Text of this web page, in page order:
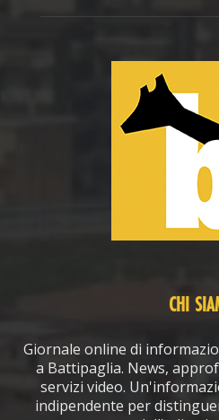
CHI
Giornale online di
a Battipaglia. News,
servizi video.
indipendente per